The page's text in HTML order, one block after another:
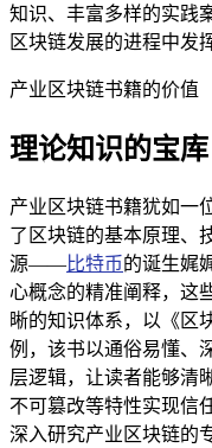
知识、丰富多样的实践
区块链发展的进程中发
产业区块链书籍的价值
理论知识的宝库
产业区块链书籍犹如一
了区块链的基本原理、
源——比特币的诞生娓
心概念的精准阐释，这
晰的知识体系，以《区
例，该书以通俗易懂、
层逻辑，让读者能够清
不可篡改等特性实现信
深入研究产业区块链的